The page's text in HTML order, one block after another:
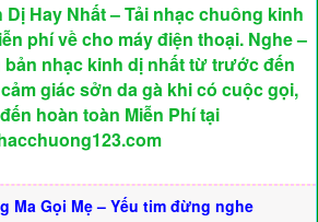
Hay Nhất – Tải nhạc chuông kinh
phí về cho máy điện thoại. Nghe –
bản nhạc kinh dị nhất từ trước đến
giác sởn da gà khi có cuộc gọi,
hoàn toàn Miễn Phí tại
Ma Gọi Mẹ – Yếu tim đừng nghe